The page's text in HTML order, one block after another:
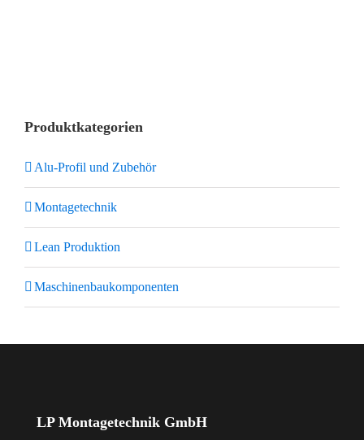
Produktkategorien
Alu-Profil und Zubehör
Montagetechnik
Lean Produktion
Maschinenbaukomponenten
LP Montagetechnik GmbH